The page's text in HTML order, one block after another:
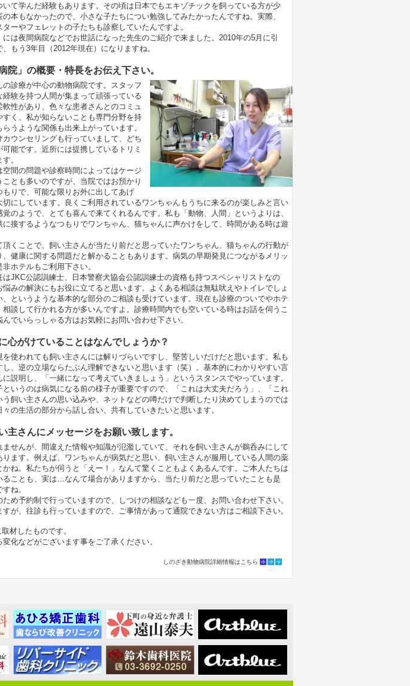
いて学んだ経験もあります。その頃は日本でもエキゾチックを飼っている方が少
本もなかったので、小さな子たちについ勉強してみたかったんですね。実際、
ーやフェレットの子たちも診察していたんですよ。
には夜間病院などでお世話になった先生のご紹介で来ました。2010年の5月に引
もう3年目（2012年現在）になりますね。
院」の概要・特長をお伝え下さい。
の診療が中心の動物病院です。スタッフ
経験を持つ人間が集まって頑張っている
性があり、色々な患者さんとのコミュ
すく、私が知らないことも専門分野を持
うような関係も出来上がっています。
カウンセリングも行っていまして、どち
能です。近所には提携しているトリミ
。
間の問題や診察時間によってはケージ
とも多いのですが、当院ではお預かり
もりで、可能な限りお外に出してあげ
にしています。良くご利用されているワンちゃんもうちに来るのが楽しみと言い
のようで、とても喜んで来てくれるんです。私も「動物、人間」というよりは、
に接するようなつもりでワンちゃん、猫ちゃんに声かけをして、時間がある時は遊
くことで、飼い主さんが当たり前だと思っていたワンちゃん、猫ちゃんの行動が
健康に関する問題だと解かることもあります。病気の早期発見につながるメリッ
ホテルもご利用下さい。
はJKC公認訓練士、日本警察犬協会公認訓練士の資格も持つスペシャリストなの
みの解決にもお役に立てると思います。よくある相談は無駄吠えやトイレでしょ
、というような基本的な部分のご相談も受けています。現在も診療のついでやホテ
談して行かれる方が多いんですよ。診療時間内でも空いている時はお話を伺うこ
でいらっしゃる方はお気軽にお問い合わせ下さい。
心がけていることはなんでしょうか？
使われても飼い主さんには解りづらいですし、堅苦しいだけだと思います。私も
、逆の立場ならたぶん理解できないと思います（笑）。基本的にわかりやすい言
説明し、「一緒になって考えていきましょう」というスタンスでやっています。
いうのは病気になる前の様子が重要ですので、「これは大丈夫だろう」、「これ
う飼い主さんの思い込みや、ネットなどの噂だけで判断したり決めてしまうのでは
の生活の部分から話し合い、共有していきたいと思います。
主さんにメッセージをお願い致します。
ませんが、間違えた情報や知識が氾濫していて、それを飼い主さんが鵜呑みにして
ります。例えば、ワンちゃんが病気だと思い、飼い主さんが服用している人間の薬
かね。私たちが伺うと「えー！」なんて驚くこともよくあるんです。ご本人たちは
ることも、実は…なんて場合がありますから、当たり前だと思っていたことも是
ね。
め予約制で行っていますので、しつけの相談なども一度、お問い合わせ下さい。
が、往診も行っていますので、ご事情があって通院できない方はご相談下さい。
材したものです。
化などがございます事をご了承ください。
しのざき動物病院詳細情報はこちら